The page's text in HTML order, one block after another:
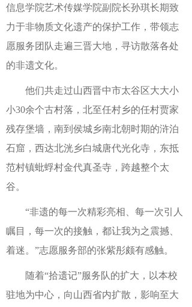
信息学院艺术传媒学院副院长孙琪长期致
力于非物质文化遗产的保护工作，带领志
愿服务团队走遍三晋大地，寻访散落各处
的非遗文化。
他们共走过山西晋中市太谷区大大小
小30余个古村落，北至任村乡的任村贾家
残存堡墙，南到侯城乡南北朝时期的浒泊
石窟，西达北洸乡白城唐代光化寺，东抵
范村镇蚍蜉村金代真圣寺，跨越整个太
谷。
“非遗的每一次精彩亮相、每一次引人
瞩目，每一次的接触，都让我为之震撼、
着迷。”志愿服务部的张紫彤颇有感触。
随着“拾遗记”服务队的扩大，以本校
驻地为中心，向山西省内扩散，影响至大